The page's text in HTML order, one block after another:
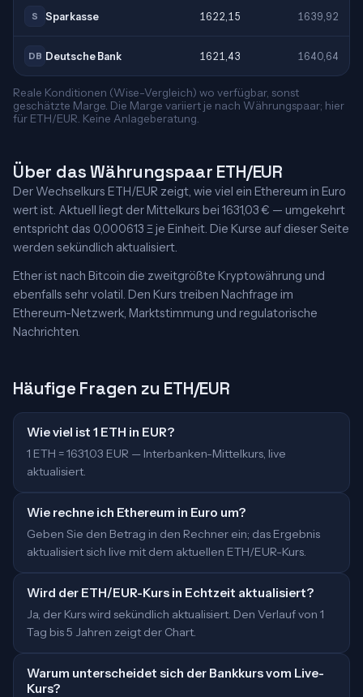
S Sparkasse 1622,15 1639,92
DB Deutsche Bank 1621,43 1640,64
Reale Konditionen (Wise-Vergleich) wo verfügbar, sonst
geschätzte Marge. Die Marge variiert je nach Währungspaar; hier
für ETH/EUR. Keine Anlageberatung.
Über das Währungspaar ETH/EUR
Der Wechselkurs ETH/EUR zeigt, wie viel ein Ethereum in Euro
wert ist. Aktuell liegt der Mittelkurs bei 1631,03 € — umgekehrt
entspricht das 0,000613 Ξ je Einheit. Die Kurse auf dieser Seite
werden sekündlich aktualisiert.
Ether ist nach Bitcoin die zweitgrößte Kryptowährung und
ebenfalls sehr volatil. Den Kurs treiben Nachfrage im
Ethereum-Netzwerk, Marktstimmung und regulatorische
Nachrichten.
Häufige Fragen zu ETH/EUR
Wie viel ist 1 ETH in EUR?
1 ETH = 1631,03 EUR — Interbanken-Mittelkurs, live
aktualisiert.
Wie rechne ich Ethereum in Euro um?
Geben Sie den Betrag in den Rechner ein; das Ergebnis
aktualisiert sich live mit dem aktuellen ETH/EUR-Kurs.
Wird der ETH/EUR-Kurs in Echtzeit aktualisiert?
Ja, der Kurs wird sekündlich aktualisiert. Den Verlauf von 1
Tag bis 5 Jahren zeigt der Chart.
Warum unterscheidet sich der Bankkurs vom Live-
Kurs?